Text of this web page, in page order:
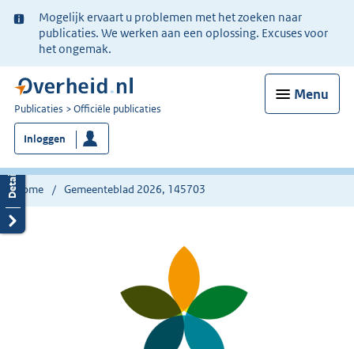
Ter
informatie:
Mogelijk ervaart u problemen met het zoeken naar
publicaties. We werken aan een oplossing. Excuses voor
het ongemak.
Menu
U
bent
nu
hier:
Publicaties Officiële publicaties
Inloggen
Home Gemeenteblad 2026, 145703